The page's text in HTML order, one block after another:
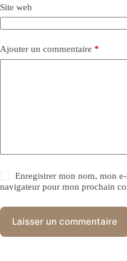
Site web
Ajouter un commentaire *
Enregistrer mon nom, mon
navigateur pour mon prochain
Laisser un commentaire